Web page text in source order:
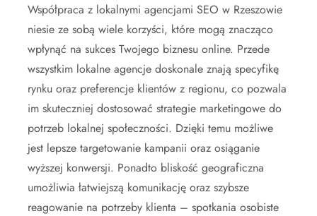
Współpraca z lokalnymi agencjami SEO w Rzeszowie
niesie ze sobą wiele korzyści, które mogą znacząco
wpłynąć na sukces Twojego biznesu online. Przede
wszystkim lokalne agencje doskonale znają specyfikę
rynku oraz preferencje klientów z regionu, co pozwala
im skuteczniej dostosować strategie marketingowe do
potrzeb lokalnej społeczności. Dzięki temu możliwe
jest lepsze targetowanie kampanii oraz osiąganie
wyższej konwersji. Ponadto bliskość geograficzna
umożliwia łatwiejszą komunikację oraz szybsze
reagowanie na potrzeby klienta – spotkania osobiste